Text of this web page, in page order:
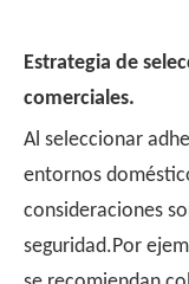
Estrategia de
comerciales.
Al seleccionar
entornos
consideraciones
seguridad.Por